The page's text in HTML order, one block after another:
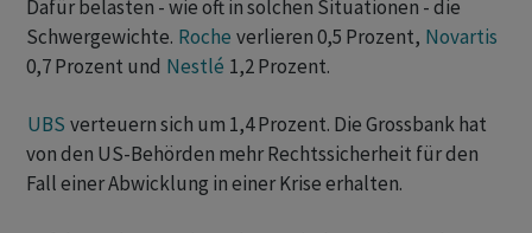
Dafür belasten - wie oft in solchen Situationen - die
Schwergewichte. Roche verlieren 0,5 Prozent, Novartis
0,7 Prozent und Nestlé 1,2 Prozent.
UBS verteuern sich um 1,4 Prozent. Die Grossbank hat
von den US-Behörden mehr Rechtssicherheit für den
Fall einer Abwicklung in einer Krise erhalten.